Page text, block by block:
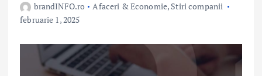
brandINFO.ro Afaceri & Economie, Stiri companii
februarie 1, 2025